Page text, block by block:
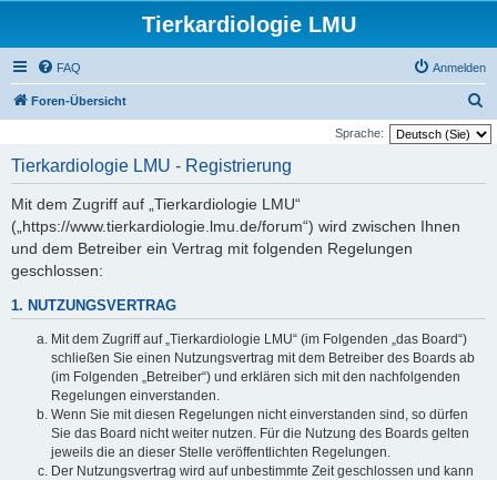
Tierkardiologie LMU
FAQ Anmelden
Foren-Übersicht
u
Sprache:
Tierkardiologie LMU - Registrierung
Mit dem Zugriff auf „Tierkardiologie LMU“
(„https://www.tierkardiologie.lmu.de/forum“) wird zwischen Ihnen
und dem Betreiber ein Vertrag mit folgenden Regelungen
geschlossen:
1. NUTZUNGSVERTRAG
Mit dem Zugriff auf „Tierkardiologie LMU“ (im Folgenden „das Board“)
schließen Sie einen Nutzungsvertrag mit dem Betreiber des Boards ab
(im Folgenden „Betreiber“) und erklären sich mit den nachfolgenden
Regelungen einverstanden.
Wenn Sie mit diesen Regelungen nicht einverstanden sind, so dürfen
Sie das Board nicht weiter nutzen. Für die Nutzung des Boards gelten
jeweils die an dieser Stelle veröffentlichten Regelungen.
Der Nutzungsvertrag wird auf unbestimmte Zeit geschlossen und kann